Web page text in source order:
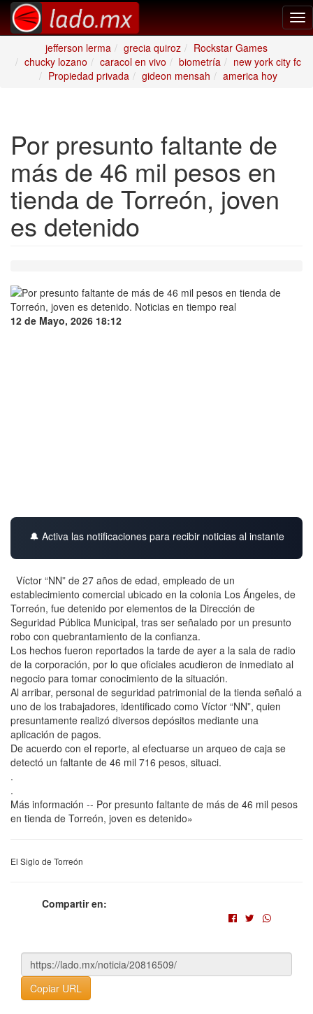
jefferson lerma
grecia quiroz
Rockstar Games
chucky lozano
caracol en vivo biometría
new york city fc
Propiedad privada
gideon mensah america hoy
Por presunto faltante de
más de 46 mil pesos en
tienda de Torreón, joven
es detenido
12 de Mayo, 2026 18:12
🔔 Activa las notificaciones para recibir noticias al instante
Víctor “NN” de 27 años de edad, empleado de un
establecimiento comercial ubicado en la colonia Los Ángeles, de
Torreón, fue detenido por elementos de la Dirección de
Seguridad Pública Municipal, tras ser señalado por un presunto
robo con quebrantamiento de la confianza.
Los hechos fueron reportados la tarde de ayer a la sala de radio
de la corporación, por lo que oficiales acudieron de inmediato al
negocio para tomar conocimiento de la situación.
Al arribar, personal de seguridad patrimonial de la tienda señaló a
uno de los trabajadores, identificado como Víctor “NN”, quien
presuntamente realizó diversos depósitos mediante una
aplicación de pagos.
De acuerdo con el reporte, al efectuarse un arqueo de caja se
detectó un faltante de 46 mil 716 pesos, situaci.
.
.
Más información -- Por presunto faltante de más de 46 mil pesos
en tienda de Torreón, joven es detenido»
El Siglo de Torreón
Compartir en:
Copiar URL